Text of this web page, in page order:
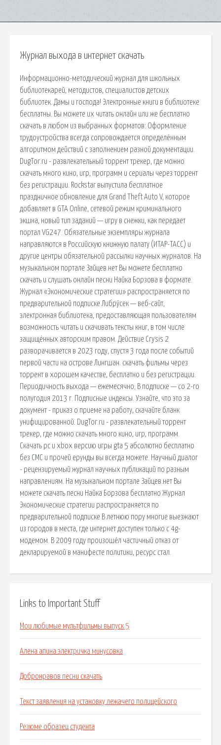
Журнал выхода в интернет скачать
Информационно-методический журнал для школьных
библиотекарей, методистов, специалистов детских
библиотек. Дамы и господа! Электронные книги в библиотеке
бесплатны. Вы можете их читать онлайн или же бесплатно
скачать в любом из выбранных форматов: Оформление
трудоустройства всегда сопровождается определённым
алгоритмом действий с заполнением разной документации.
DugTor.ru - развлекательный торрент трекер, где можно
скачать много кино, игр, программ и сериалы через торрент
без регистрации. Rockstar выпустила бесплатное
праздничное обновление для Grand Theft Auto V, которое
добавляет в GTA Online, сетевой режим криминального
экшна, новый тип заданий — игру в снежки, как передает
портал VG247. Обязательные экземпляры журнала
направляются в Российскую книжную палату (ИТАР-ТАСС) и
другие центры обязательной рассылки научных журналов. На
музыкальном портале Зайцев.нет Вы можете бесплатно
скачать и слушать онлайн песни Найка Борзова в формате.
Журнал «Экономические стратегии» распространяется по
предварительной подписке Либру́сек — веб-сайт,
электронная библиотека, предоставляющая пользователям
возможность читать и скачивать тексты книг, в том числе
защищённых авторским правом. Действие Crysis 2
разворачивается в 2023 году, спустя 3 года после событий
первой части на острове Лингшан. cкачать фильмы через
торрент в хорошем качестве, бесплатно и без регистрации.
Периодичность выхода — ежемесячно; В подписке — со 2-го
полугодия 2013 г. Подписные индексы. Узнайте, что это за
документ - приказ о приеме на работу, скачайте бланк
унифицированной. DugTor.ru - развлекательный торрент
трекер, где можно скачать много кино, игр, программ.
Скачать pc и xbox версию игры gta 5 абсолютно бесплатно
без СМС и прочей ерунды вы всегда можете. Научный диалог
- рецензируемый журнал научных публикаций по разным
направлениям. На музыкальном портале Зайцев.нет Вы
можете скачать песни Найка Борзова бесплатно Журнал
Экономические стратегии распространяется по
предварительной подписке В летнюю пору многие выезжают
из городов в места, где интернет доступен только с 4g-
модемом. В 2009 году произошёл частичный отказ от
декларируемой в манифесте политики, ресурс стал.
Links to Important Stuff
Мои любимые мультфильмы выпуск 5
Алена апина электричка минусовка
Добронравов песни скачать
Текст заявления на установку лежачего полицейского
Резюме образец студента